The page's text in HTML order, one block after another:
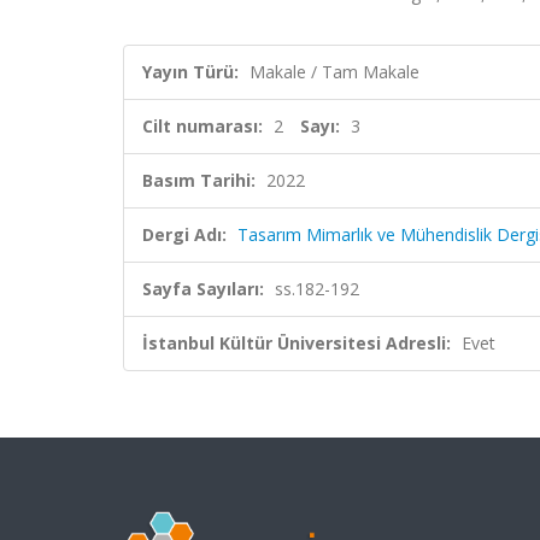
Yayın Türü: Makale / Tam Makale
Cilt numarası: 2 Sayı: 3
Basım Tarihi: 2022
Dergi Adı: Tasarım Mimarlık ve Mühendislik
Sayfa Sayıları: ss.182-192
İstanbul Kültür Üniversitesi Adresli: Evet